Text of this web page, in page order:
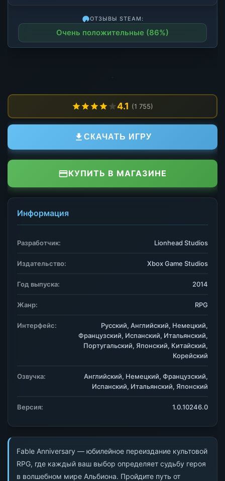
ОТЗЫВЫ STEAM:
Очень положительные (86%)
Fable Anniversary — юбилейное переиздание культовой
RPG, где каждый ваш выбор определяет судьбу героя
в волшебном мире Альбиона. Пройдите путь от
4.1 (1 755)
СКАЧАТЬ ИГРУ
КУПИТЬ В МАГАЗИНЕ
Информация
Разработчик: Lionhead Studios
Издательство: Xbox Game Studios
Год выпуска: 2014
Жанр: RPG
Интерфейс:
Русский, Английский, Немецкий,
Французский, Испанский, Итальянский,
Португальский, Японский, Китайский,
Корейский
Озвучка:
Английский, Немецкий, Французский,
Испанский, Итальянский, Японский
Версия: 1.0.10246.0